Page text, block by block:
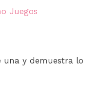
una y demuestra lo